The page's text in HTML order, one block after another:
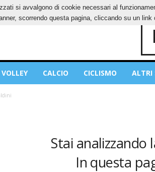
CONTATTI COOKIES PRIVACY POLICY
VOLLEY CALCIO CICLISMO ALTRI
Stai analizzando
In questa
si avvalgono di cookie necessari al
scorrendo questa pagina, cliccando su un